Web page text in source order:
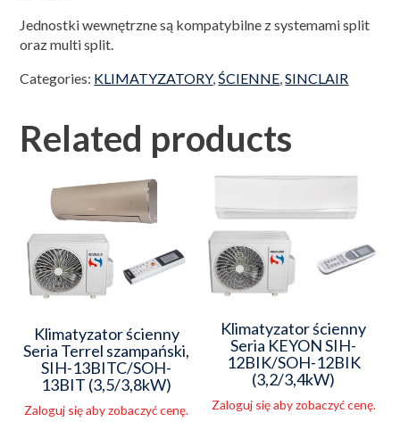
Jednostki wewnętrzne są kompatybilne z systemami split
oraz multi split.
Categories: KLIMATYZATORY, ŚCIENNE ,SINCLAIR
Related products
Klimatyzator ścienny
Seria Terrel szampański,
SIH-13BITC/SOH-
13BIT (3,5/3,8kW)
Zaloguj się aby zobaczyć cenę.
Klimatyzator ścienny
Seria KEYON SIH-
12BIK/SOH-12BIK
(3,2/3,4kW)
Zaloguj się aby zobaczyć cenę.